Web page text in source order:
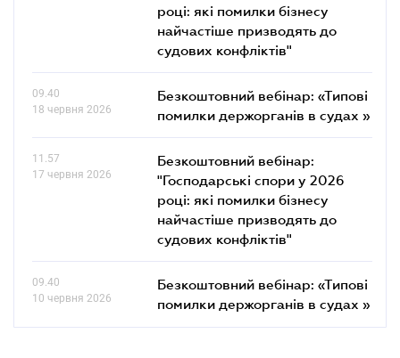
році: які помилки бізнесу
найчастіше призводять до
судових конфліктів"
09.40
18 червня 2026
Безкоштовний вебінар: «Типові
помилки держорганів в судах »
11.57
17 червня 2026
Безкоштовний вебінар:
"Господарські спори у 2026
році: які помилки бізнесу
найчастіше призводять до
судових конфліктів"
09.40
10 червня 2026
Безкоштовний вебінар: «Типові
помилки держорганів в судах »